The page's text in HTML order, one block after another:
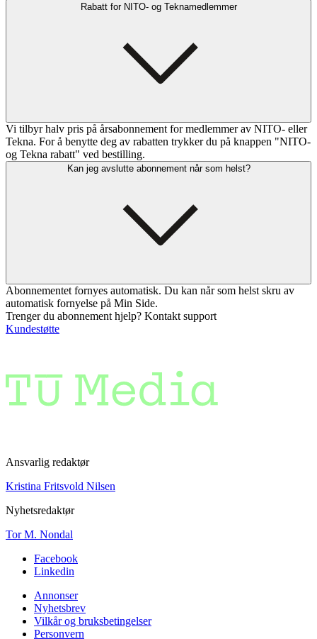
Rabatt for NITO- og Teknamedlemmer
Vi tilbyr halv pris på årsabonnement for medlemmer av NITO- eller
Tekna. For å benytte deg av rabatten trykker du på knappen "NITO-
og Tekna rabatt" ved bestilling.
Kan jeg avslutte abonnement når som helst?
Abonnementet fornyes automatisk. Du kan når som helst skru av
automatisk fornyelse på Min Side.
Trenger du abonnement hjelp? Kontakt support
Kundestøtte
Ansvarlig redaktør
Kristina Fritsvold Nilsen
Nyhetsredaktør
Tor M. Nondal
Facebook
Linkedin
Annonser
Nyhetsbrev
Vilkår og bruksbetingelser
Personvern